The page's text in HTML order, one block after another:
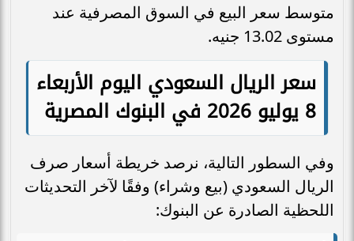
متوسط سعر البيع في السوق المصرفية عند
مستوى 13.02 جنيه.
سعر الريال السعودي اليوم الأربعاء
8 يوليو 2026 في البنوك المصرية
وفي السطور التالية، نرصد خريطة أسعار صرف
الريال السعودي (بيع وشراء) وفقًا لآخر التحديثات
اللحظية الصادرة عن البنوك: